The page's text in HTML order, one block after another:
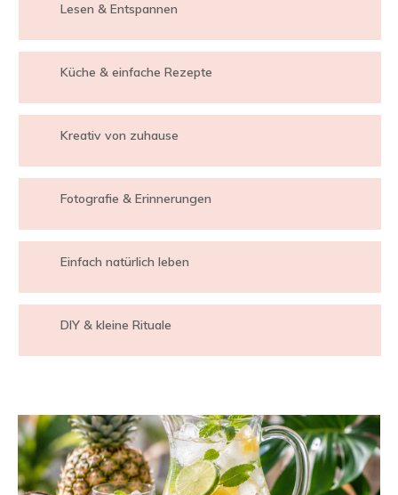
Lesen & Entspannen
Küche & einfache Rezepte
Kreativ von zuhause
Fotografie & Erinnerungen
Einfach natürlich leben
DIY & kleine Rituale